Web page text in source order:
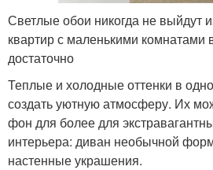
Светлые обои никогда не выйдут
квартир с маленькими комнатами
достаточно
Теплые и холодные оттенки в
создать уютную атмосферу. Их
фон для более для
интерьера: диван необычной
настенные украшения.